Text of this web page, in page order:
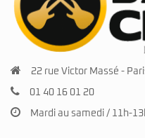
22 rue Victor Massé -
01 40 16 01 20
Mardi au samedi / 11h-